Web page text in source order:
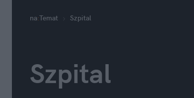
na:Temat Szpital
Szpital